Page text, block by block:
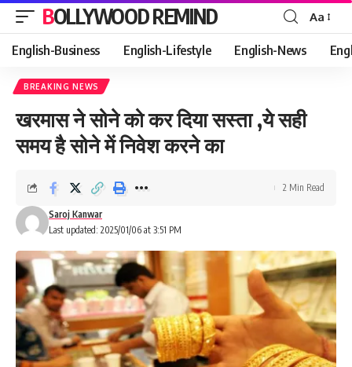
BOLLYWOOD REMIND
Font
Resizer
Aa
English-Business English-Lifestyle English-News
BREAKING NEWS
खरमास ने सोने को कर दिया सस्ता ,ये सही
समय है सोने में निवेश करने का
Last updated: 2025/01/06 at 3:51 PM
Saroj Kanwar
2 Min Read